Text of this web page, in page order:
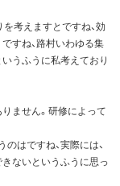
考えますとですね、効
すね、路村いわゆる集
うふうに私考えており
ません。研修によって
はですね、実際には、
ないというふうに思っ